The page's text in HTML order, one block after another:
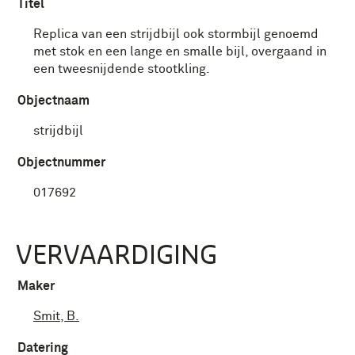
Titel
Replica van een strijdbijl ook stormbijl genoemd
met stok en een lange en smalle bijl, overgaand in
een tweesnijdende stootkling.
Objectnaam
strijdbijl
Objectnummer
017692
VERVAARDIGING
Maker
Smit, B.
Datering